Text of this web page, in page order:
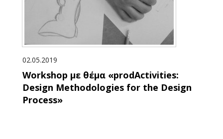
02.05.2019
Workshop με θέμα «prodActivities:
Design Methodologies for the Design
Process»